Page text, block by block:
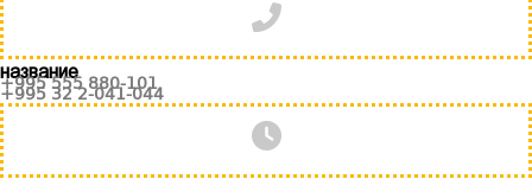
название
+995 555 880-101
+995 32 2-041-044